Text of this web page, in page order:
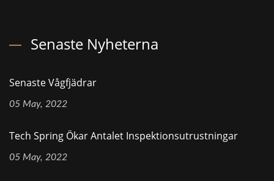
Senaste Nyheterna
Senaste Vågfjädrar
05 May, 2022
Tech Spring Ökar Antalet Inspektionsutrustningar
05 May, 2022